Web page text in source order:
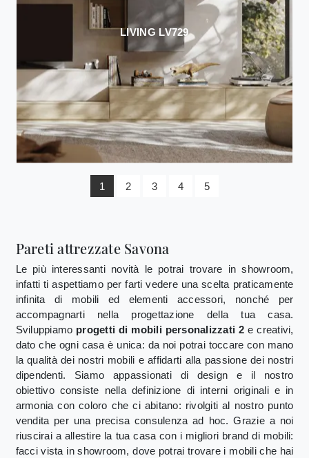
LIVING LV729
1 2 3 4 5
Pareti attrezzate Savona
Le più interessanti novità le potrai trovare in showroom,
infatti ti aspettiamo per farti vedere una scelta praticamente
infinita di mobili ed elementi accessori, nonché per
accompagnarti nella progettazione della tua casa.
Sviluppiamo progetti di mobili personalizzati 2 e creativi,
dato che ogni casa è unica: da noi potrai toccare con mano
la qualità dei nostri mobili e affidarti alla passione dei nostri
dipendenti. Siamo appassionati di design e il nostro
obiettivo consiste nella definizione di interni originali e in
armonia con coloro che ci abitano: rivolgiti al nostro punto
vendita per una precisa consulenza ad hoc. Grazie a noi
riuscirai a allestire la tua casa con i migliori brand di mobili:
facci vista in showroom, dove potrai trovare i mobili che hai